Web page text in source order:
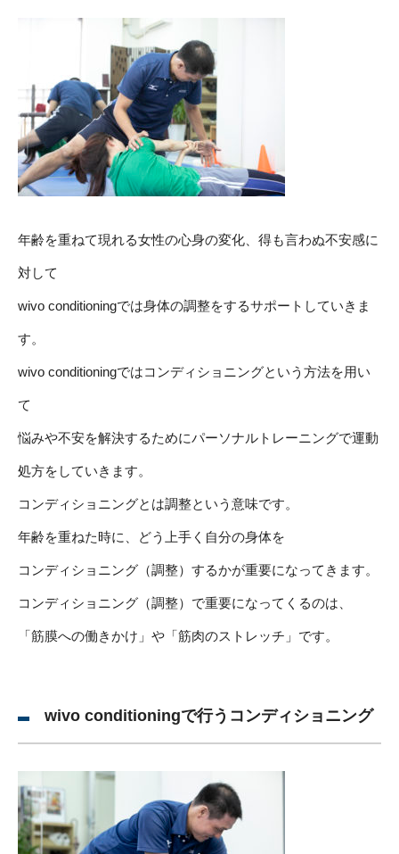
年齢を重ねて現れる女性の心身の変化、得も言わぬ不安感に
対して
wivo conditioningでは身体の調整をするサポートしていきま
す。
wivo conditioningではコンディショニングという方法を用い
て
悩みや不安を解決するためにパーソナルトレーニングで運動
処方をしていきます。
コンディショニングとは調整という意味です。
年齢を重ねた時に、どう上手く自分の身体を
コンディショニング（調整）するかが重要になってきます。
コンディショニング（調整）で重要になってくるのは、
「筋膜への働きかけ」や「筋肉のストレッチ」です。
wivo conditioningで行うコンディショニング